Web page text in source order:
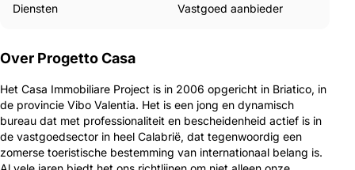
Diensten Vastgoed aanbieder
Over Progetto Casa
Het Casa Immobiliare Project is in 2006 opgericht in Briatico, in
de provincie Vibo Valentia. Het is een jong en dynamisch
bureau dat met professionaliteit en bescheidenheid actief is in
de vastgoedsector in heel Calabrië, dat tegenwoordig een
zomerse toeristische bestemming van internationaal belang is.